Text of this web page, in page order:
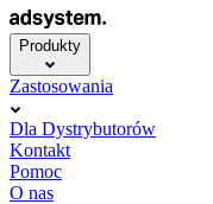
Produkty
Zastosowania
Dla Dystrybutorów
Kontakt
Pomoc
O nas